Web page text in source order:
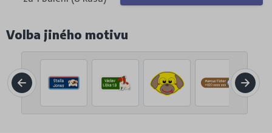
Volba jiného motivu